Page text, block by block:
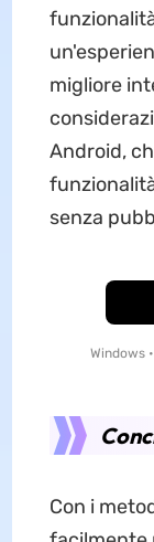
migliore
Android,
senza
Windows
Con i